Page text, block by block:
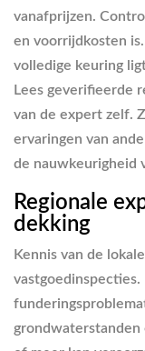
vanafprijzen.
en voorrijdkosten
volledige keuring
Lees geverifieerde
van de expert zelf.
ervaringen van
de nauwkeurigheid
Regionale
dekking
Kennis van de
grondwaterstanden